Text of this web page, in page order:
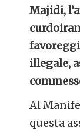
Majidi,
illegale,
Al
questa